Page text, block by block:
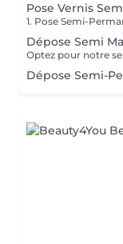
Pose Vernis
Dépose Semi
Dépose Semi-